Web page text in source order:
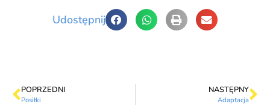
Udostępnij
POPRZEDNI
Posiłki
NASTĘPNY
Adaptacja